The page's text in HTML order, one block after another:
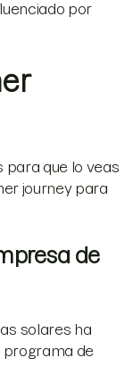
por
para que lo veas
journey para
de
solares ha
programa de